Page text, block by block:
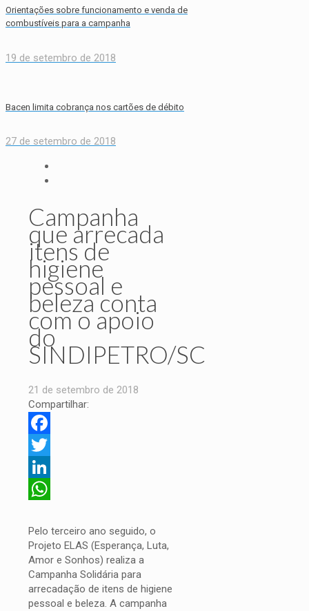
Orientações sobre funcionamento e venda de
combustíveis para a campanha
19 de setembro de 2018
Bacen limita cobrança nos cartões de débito
27 de setembro de 2018
Campanha
que arrecada
itens de
higiene
pessoal e
beleza conta
com o apoio
do
SINDIPETRO/SC
21 de setembro de 2018
Compartilhar:
Facebook
Twitter
LinkedIn
Pelo terceiro ano seguido, o
Projeto ELAS (Esperança, Luta,
Amor e Sonhos) realiza a
Campanha Solidária para
arrecadação de itens de higiene
pessoal e beleza. A campanha